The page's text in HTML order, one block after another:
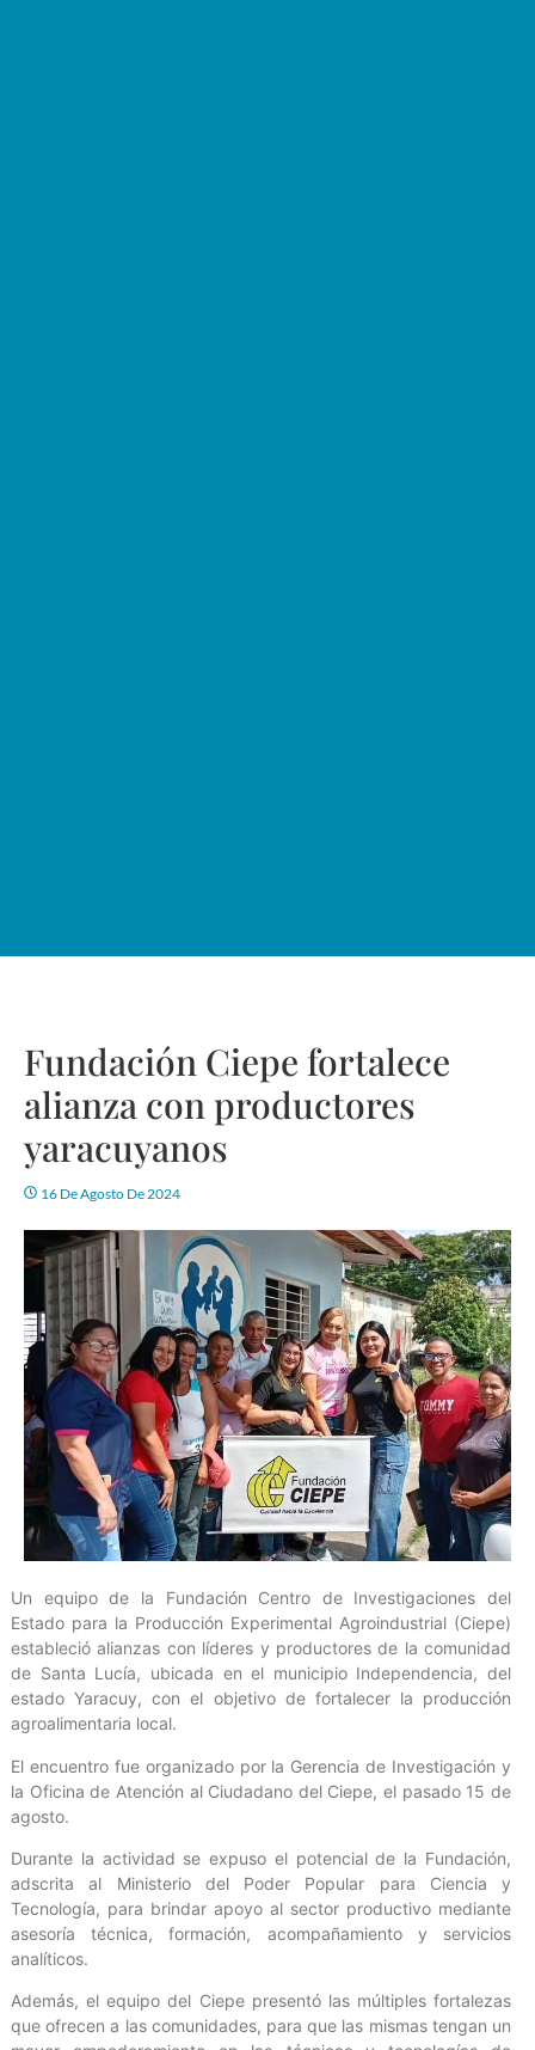
Fundación Ciepe fortalece
alianza con productores
yaracuyanos
16 De Agosto De 2024
Un equipo de la Fundación Centro de Investigaciones del
Estado para la Producción Experimental Agroindustrial (Ciepe)
estableció alianzas con líderes y productores de la comunidad
de Santa Lucía, ubicada en el municipio Independencia, del
estado Yaracuy, con el objetivo de fortalecer la producción
agroalimentaria local.
El encuentro fue organizado por la Gerencia de Investigación y
la Oficina de Atención al Ciudadano del Ciepe, el pasado 15 de
agosto.
Durante la actividad se expuso el potencial de la Fundación,
adscrita al Ministerio del Poder Popular para Ciencia y
Tecnología, para brindar apoyo al sector productivo mediante
asesoría técnica, formación, acompañamiento y servicios
analíticos.
Además, el equipo del Ciepe presentó las múltiples fortalezas
que ofrecen a las comunidades, para que las mismas tengan un